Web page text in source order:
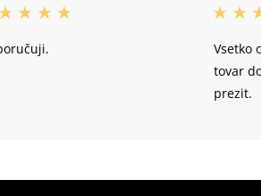
Vsetko
tovar
prezit.